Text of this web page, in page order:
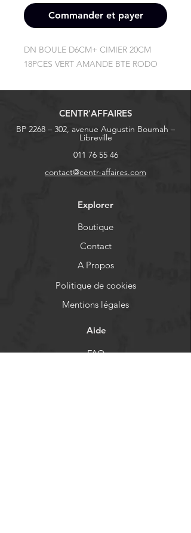
Commander et payer
DN BOULE D6CM+ CIMIER 20CM
18PCES VERT AMANDE BTE RODO
CENTR'AFFAIRES
BP 2268 – 302, avenue Augustin Boumah –
Libreville
011 76 55 46
contact@centr-affaires.com
Explorer
Boutique
Contact
A Propos
Politique de cookies
Mentions légales
Aide
FAQ